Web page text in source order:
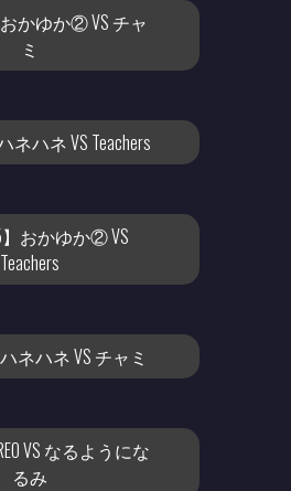
おかゆか② VS チャ
ミ
ネハネ VS Teachers
5】おかゆか② VS
Teachers
ハネハネ VS チャミ
VS なるようにな
るみ